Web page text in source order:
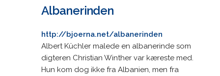
Albanerinden
http://bjoerna.net/albanerinden
Albert Küchler malede en albanerinde som
digteren Christian Winther var kæreste med.
Hun kom dog ikke fra Albanien, men fra